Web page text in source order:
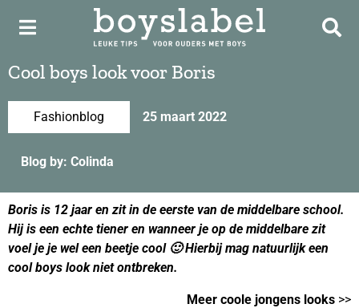
Cool boys look voor Boris
Fashionblog 25 maart 2022
Blog by: Colinda
Boris is 12 jaar en zit in de eerste van de middelbare school.
Hij is een echte tiener en wanneer je op de middelbare zit
voel je je wel een beetje cool 🙂 Hierbij mag natuurlijk een
cool boys look niet ontbreken.
Meer coole jongens looks >>